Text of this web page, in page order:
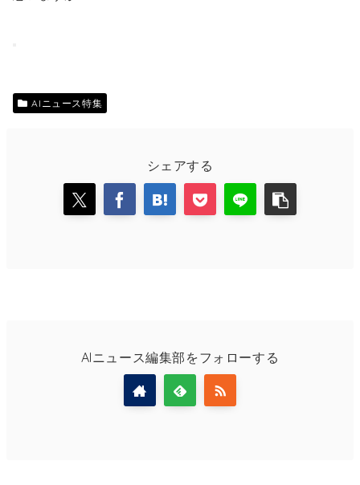
AIニュース特集
シェアする
AIニュース編集部をフォローする